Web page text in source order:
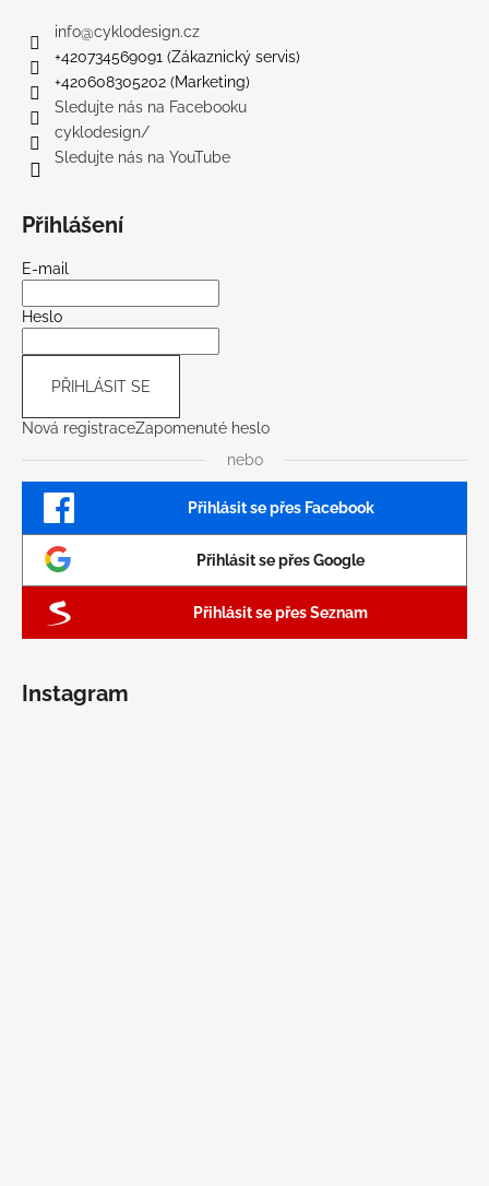
info@cyklodesign.cz
+420734569091 (Zákaznický servis)
+420608305202 (Marketing)
Sledujte nás na Facebooku
cyklodesign/
Sledujte nás na YouTube
Přihlášení
E-mail
Heslo
PŘIHLÁSIT SE
Nová registraceZapomenuté heslo
nebo
Přihlásit se přes Facebook
Přihlásit se přes Google
Přihlásit se přes Seznam
Instagram